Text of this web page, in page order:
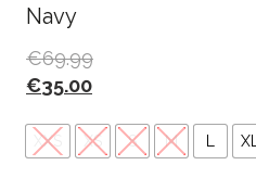
Navy
€69.99
€35.00
XXS XS S M XL